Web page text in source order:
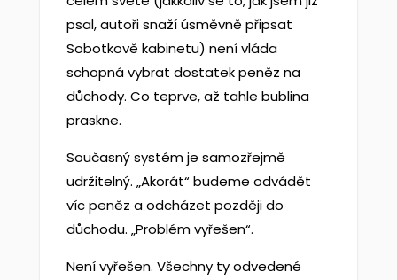
psal, autoři snaží úsměvně připsat
Sobotkově kabinetu) není vláda
schopná vybrat dostatek peněz na
důchody. Co teprve, až tahle bublina
praskne.
Současný systém je samozřejmě
udržitelný. „Akorát“ budeme odvádět
víc peněz a odcházet později do
důchodu. „Problém vyřešen“.
Není vyřešen. Všechny ty odvedené